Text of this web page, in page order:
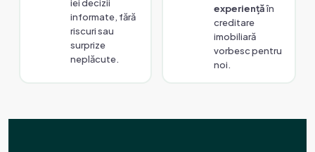
iei decizii
informate, fără
riscuri sau
surprize
neplăcute.
experiențăîn
creditare
imobiliară
vorbesc pentru
noi.